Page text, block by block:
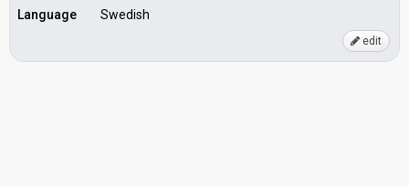
Language
Swedish
edit